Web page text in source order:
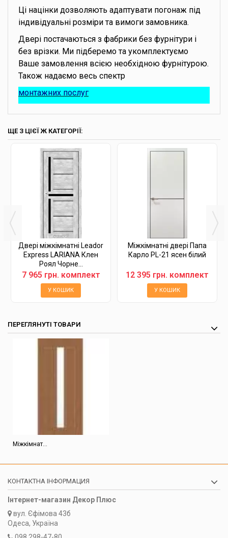
Ці націнки дозволяють адаптувати погонаж під
індивідуальні розміри та вимоги замовника.
Двері постачаються з фабрики без фурнітури і
без врізки. Ми підберемо та укомплектуємо
Ваше замовлення всією необхідною фурнітурою.
Також надаємо весь спектр
монтажних послуг
ЩЕ З ЦІЄЇ Ж КАТЕГОРІЇ:
Двері міжкімнатні Leador
Express LARIANA Клен
Роял Чорне...
7 965 грн. комплект
У КОШИК
Міжкімнатні двері Папа
Карло PL-21 ясен білий
12 395 грн. комплект
У КОШИК
ПЕРЕГЛЯНУТІ ТОВАРИ
Міжкімнат...
КОНТАКТНА ІНФОРМАЦИЯ
Інтернет-магазин Декор Плюс
вул. Єфімова 43б
Одеса, Україна